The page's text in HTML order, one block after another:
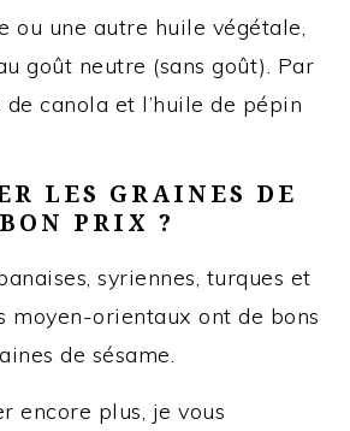
ou une autre huile végétale,
goût neutre (sans goût). Par
de canola et l’huile de pépin
LES GRAINES DE
PRIX ?
syriennes, turques et
moyen-orientaux ont de bons
de sésame.
encore plus, je vous